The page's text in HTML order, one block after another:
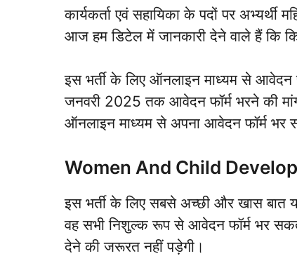
कार्यकर्ता एवं सहायिका के पदों पर
आज हम डिटेल में जानकारी देने वाले हैं कि
इस भर्ती के लिए ऑनलाइन माध्यम से आवेदन
जनवरी 2025 तक आवेदन फॉर्म भरने की मांग
ऑनलाइन माध्यम से अपना आवेदन फॉर्म भर
Women And Child
इस भर्ती के लिए सबसे अच्छी और खास बात
वह सभी निशुल्क रूप से आवेदन फॉर्म भर
देने की जरूरत नहीं पड़ेगी।